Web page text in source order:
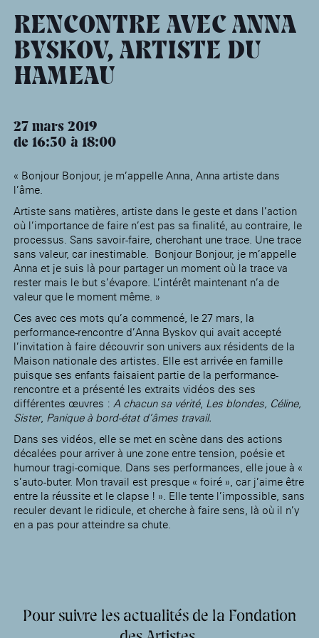
RENCONTRE AVEC ANNA
BYSKOV, ARTISTE DU
HAMEAU
27 mars 2019
de 16:30
18:00
« Bonjour Bonjour, je m’appelle Anna, Anna artiste dans
l’âme.
Artiste sans matières, artiste dans le geste et dans l’action
où l’importance de faire n’est pas sa finalité, au contraire, le
processus. Sans savoir-faire, cherchant une trace. Une trace
sans valeur, car inestimable. Bonjour Bonjour, je m’appelle
Anna et je suis là pour partager un moment où la trace va
rester mais le but s’évapore. L’intérêt maintenant n’a de
valeur que le moment même. »
Ces avec ces mots qu’a commencé, le 27 mars, la
performance-rencontre d’Anna Byskov qui avait accepté
l’invitation à faire découvrir son univers aux résidents de la
Maison nationale des artistes. Elle est arrivée en famille
puisque ses enfants faisaient partie de la performance-
rencontre et a présenté les extraits vidéos des ses
différentes œuvres :A chacun sa vérité, Les blondes, Céline,
Sister, Panique à bord-état d’âmes travail.
Dans ses vidéos, elle se met en scène dans des actions
décalées pour arriver à une zone entre tension, poésie et
humour tragi-comique. Dans ses performances, elle joue à «
s’auto-buter. Mon travail est presque « foiré », car j’aime être
entre la réussite et le clapse ! ». Elle tente l’impossible, sans
reculer devant le ridicule, et cherche à faire sens, là où il n’y
en a pas pour atteindre sa chute.
Pour suivre les actualités de la Fondation
des artistes(EHPAD) Accueil
Fondation
Salomon de Rothschild
Jardin public de l’Hôtel
Salomon de Rothschild